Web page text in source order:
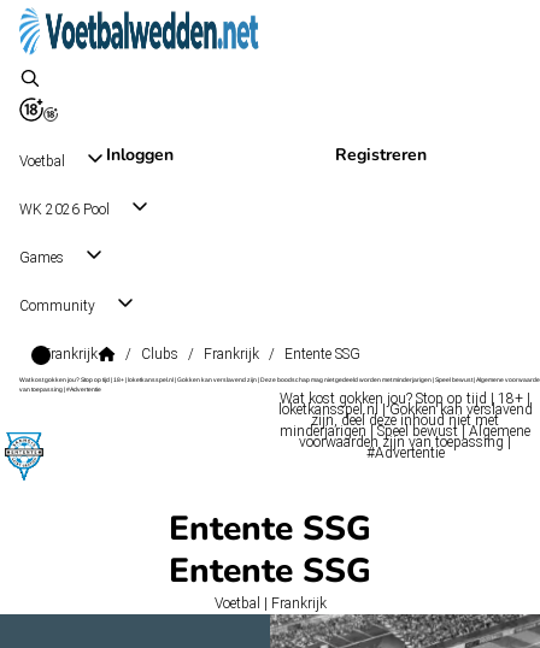
Inloggen Registreren
Voetbal
WK 2026 Pool
Games
Community
Frankrijk / Clubs / Frankrijk / Entente SSG
Wat kost gokken jou? Stop op tijd | 18+ | loketkansspel.nl | Gokken kan verslavend zijn | Deze boodschap mag niet gedeeld worden met minderjarigen | Speel bewust | Algemene
van toepassing | #Advertentie
Wat kost gokken jou? Stop op tijd | 18+ |
loketkansspel.nl | Gokken kan verslavend
zijn, deel deze inhoud niet met
minderjarigen | Speel bewust | Algemene
voorwaarden zijn van toepassing |
#Advertentie
Entente SSG
Entente SSG
Voetbal | Frankrijk